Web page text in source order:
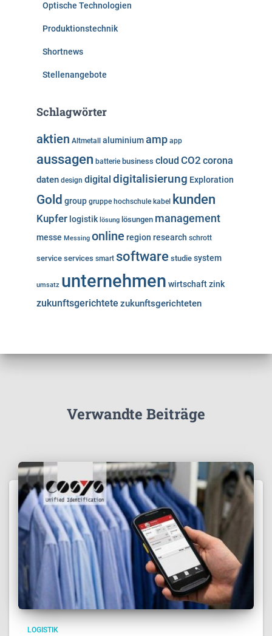
Optische Technologien
Produktionstechnik
Shortnews
Stellenangebote
Schlagwörter
aktien Altmetall aluminiumamp app
aussagen batterie business cloud CO2 corona
daten design digital digitalisierung Exploration
Gold group gruppe hochschule kabel kunden
Kupfer logistik lösung lösungen management
messe Messing online region research schrott
service services smart software studie system
umsatz unternehmen wirtschaftzink
zukunftsgerichtete zukunftsgerichteten
Verwandte Beiträge
LOGISTIK